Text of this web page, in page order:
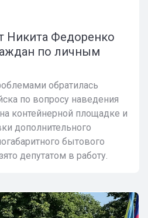
Никита Федоренко
по личным
обратилась
по вопросу наведения
контейнерной площадке и
дополнительного
бытового
депутатом в работу.